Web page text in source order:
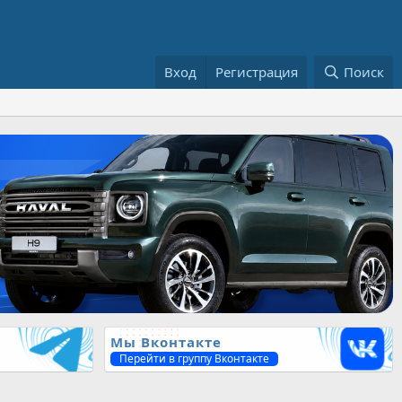
Вход Регистрация Поиск
Мы Вконтакте
Перейти в группу Вконтакте